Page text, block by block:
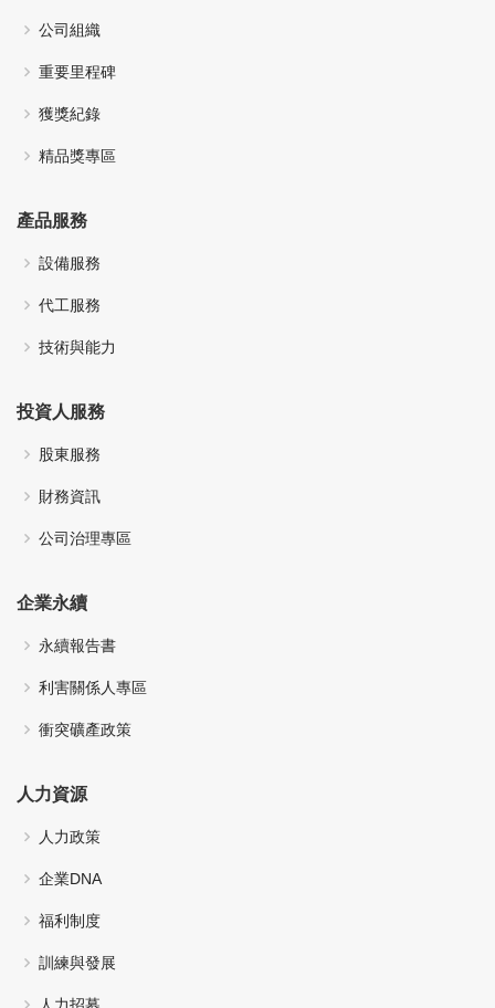
公司組織
重要里程碑
獲獎紀錄
精品獎專區
產品服務
設備服務
代工服務
技術與能力
投資人服務
股東服務
財務資訊
公司治理專區
企業永續
永續報告書
利害關係人專區
衝突礦產政策
人力資源
人力政策
企業DNA
福利制度
訓練與發展